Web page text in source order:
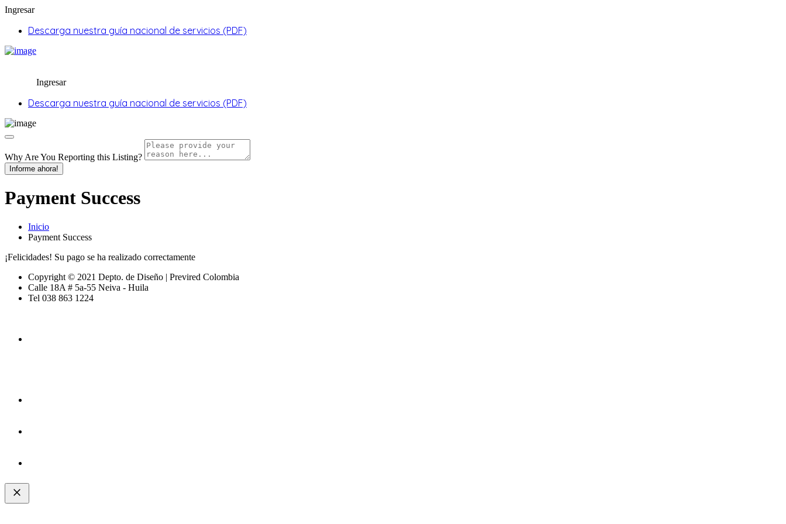
Ingresar
Descarga nuestra guía nacional de servicios (PDF)
Ingresar
Descarga nuestra guía nacional de servicios (PDF)
Why Are You Reporting this Listing?
Informe ahora!
Payment Success
Inicio
Payment Success
¡Felicidades! Su pago se ha realizado correctamente
Copyright © 2021 Depto. de Diseño | Previred Colombia
Calle 18A # 5a-55 Neiva - Huila
Tel 038 863 1224